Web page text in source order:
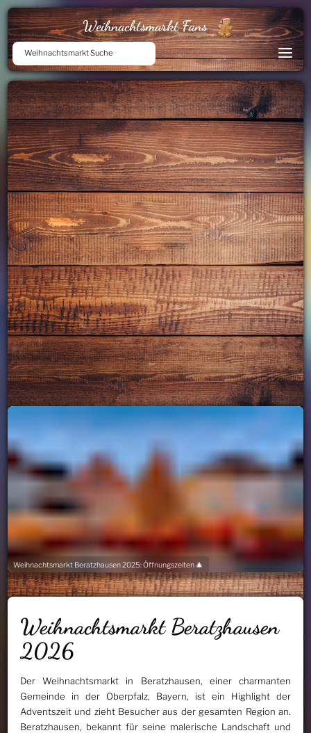
Weihnachtsmarkt Fans
Weihnachtsmarkt Suche
Weihnachtsmarkt Beratzhausen 2025: Öffnungszeiten 🎄
Weihnachtsmarkt Beratzhausen
2026
Der Weihnachtsmarkt in Beratzhausen, einer charmanten
Gemeinde in der Oberpfalz, Bayern, ist ein Highlight der
Adventszeit und zieht Besucher aus der gesamten Region an.
Beratzhausen, bekannt für seine malerische Landschaft und